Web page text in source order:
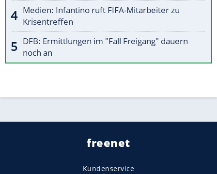
Medien: Infantino ruft FIFA-Mitarbeiter zu
Krisentreffen
DFB: Ermittlungen im "Fall Freigang" dauern
noch an
freenet
Kundenservice